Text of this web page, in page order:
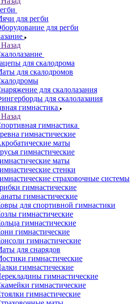
для регби
для регби
Назад
для скалодрома
для скалодромов
для скалолазания
для скалолазания
гимнастика
Назад
гимнастика
гимнастические
маты
гимнастические
маты
стенки
страховочные системы
гимнастические
гимнастические
для спортивной гимнастики
гимнастические
гимнастические
гимнастические
гимнастические
для снарядов
гимнастические
гимнастические
гимнастические
гимнастические
гимнастические